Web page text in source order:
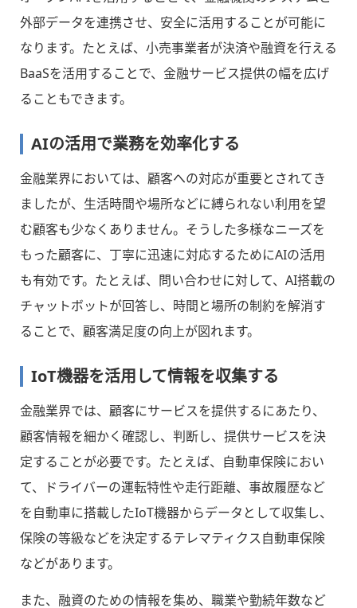
外部データを連携させ、安全に活用することが可能に
なります。たとえば、小売事業者が決済や融資を行える
BaaSを活用することで、金融サービス提供の幅を広げ
ることもできます。
AIの活用で業務を効率化する
金融業界においては、顧客への対応が重要とされてき
ましたが、生活時間や場所などに縛られない利用を望
む顧客も少なくありません。そうした多様なニーズを
もった顧客に、丁寧に迅速に対応するためにAIの活用
も有効です。たとえば、問い合わせに対して、AI搭載の
チャットボットが回答し、時間と場所の制約を解消す
ることで、顧客満足度の向上が図れます。
IoT機器を活用して情報を収集する
金融業界では、顧客にサービスを提供するにあたり、
顧客情報を細かく確認し、判断し、提供サービスを決
定することが必要です。たとえば、自動車保険におい
て、ドライバーの運転特性や走行距離、事故履歴など
を自動車に搭載したIoT機器からデータとして収集し、
保険の等級などを決定するテレマティクス自動車保険
などがあります。
また、融資のための情報を集め、職業や勤続年数など